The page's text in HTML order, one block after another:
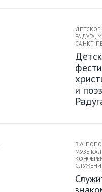
РАДУГА,
САНКТ-
и
В.А.